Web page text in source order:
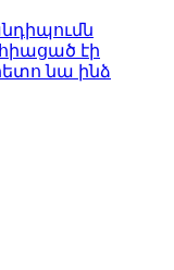
հիացած էի
նա ինձ